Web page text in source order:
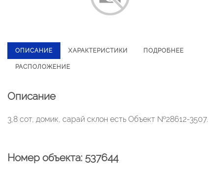
ОПИСАНИЕ ХАРАКТЕРИСТИКИ ПОДРОБНЕЕ
РАСПОЛОЖЕНИЕ
Описание
3,8 сот, домик, сарай склон есть Объект №28612-3507.
Номер объекта: 537644